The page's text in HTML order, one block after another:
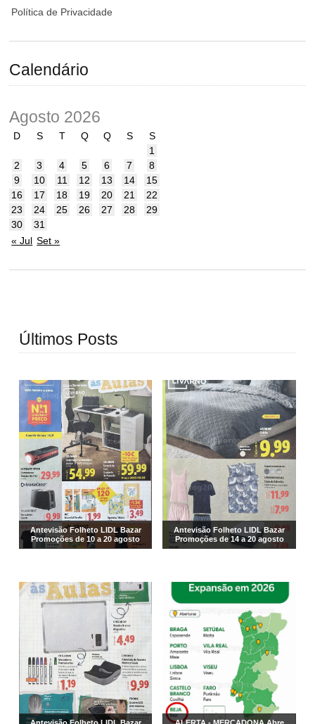
Política de Privacidade
Calendário
Agosto 2026
D S T Q Q S
S
1
2
3 4 5 6 7
8
9
10 11 12 13 14
15
16
17 18 19 20 21
22
23
24 25 26 27 28
29
30
31
« Jul Set »
Últimos Posts
Antevisão Folheto LIDL Bazar
Promoções de 10 a 20 agosto
Antevisão Folheto LIDL Bazar
Promoções de 14 a 20 agosto